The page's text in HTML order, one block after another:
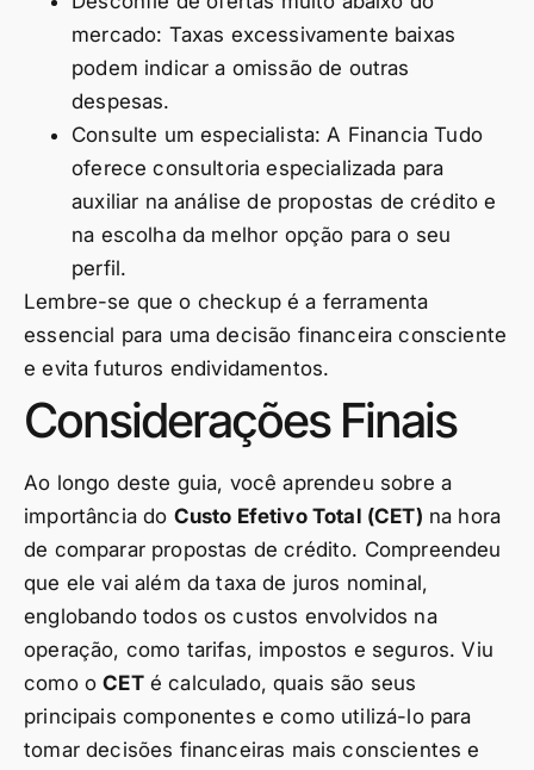
mercado: Taxas excessivamente baixas
podem indicar a omissão de outras
despesas.
Consulte um especialista: A Financia Tudo
oferece consultoria especializada para
auxiliar na análise de propostas de crédito e
na escolha da melhor opção para o seu
perfil.
Lembre-se que o checkup é a ferramenta
essencial para uma decisão financeira consciente
e evita futuros endividamentos.
Considerações Finais
Ao longo deste guia, você aprendeu sobre a
importância do Custo Efetivo Total (CET) na hora
de comparar propostas de crédito. Compreendeu
que ele vai além da taxa de juros nominal,
englobando todos os custos envolvidos na
operação, como tarifas, impostos e seguros. Viu
como oCETé calculado, quais são seus
principais componentes e como utilizá-lo para
tomar decisões financeiras mais conscientes e